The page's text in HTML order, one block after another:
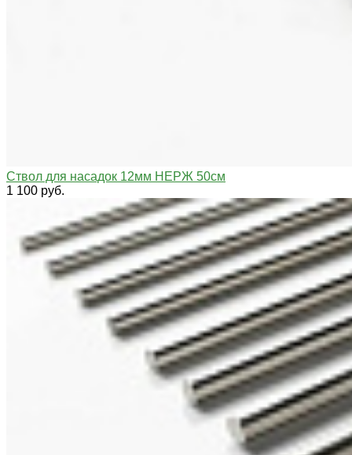
Ствол для насадок 12мм НЕРЖ 50см
1 100 руб.